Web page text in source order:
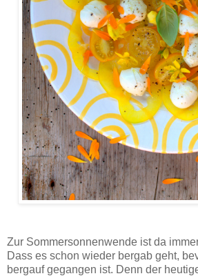
Zur Sommersonnenwende ist da
Dass es schon wieder bergab geht,
bergauf gegangen ist. Denn der